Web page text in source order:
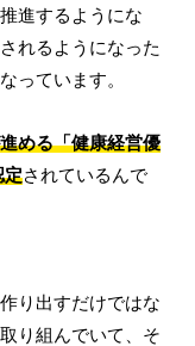
進するようにな
れるようになった
っています。
める「健康経営優
定されているんで
り出すだけではな
り組んでいて、そ